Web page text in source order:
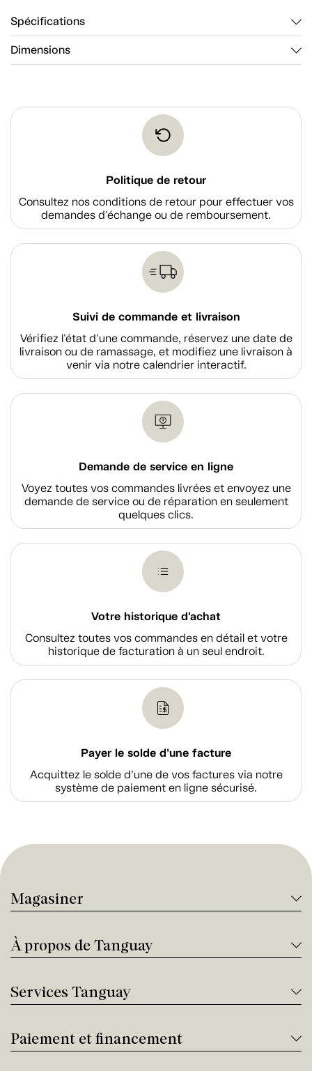
Spécifications
Dimensions
Politique de retour
Consultez nos conditions de retour pour effectuer vos
demandes d'échange ou de remboursement.
Suivi de commande et livraison
Vérifiez l'état d'une commande, réservez une date de
livraison ou de ramassage, et modifiez une livraison à
venir via notre calendrier interactif.
Demande de service en ligne
Voyez toutes vos commandes livrées et envoyez une
demande de service ou de réparation en seulement
quelques clics.
Votre historique d'achat
Consultez toutes vos commandes en détail et votre
historique de facturation à un seul endroit.
Payer le solde d'une facture
Acquittez le solde d’une de vos factures via notre
système de paiement en ligne sécurisé.
Magasiner
À propos de Tanguay
Services Tanguay
Paiement et financement